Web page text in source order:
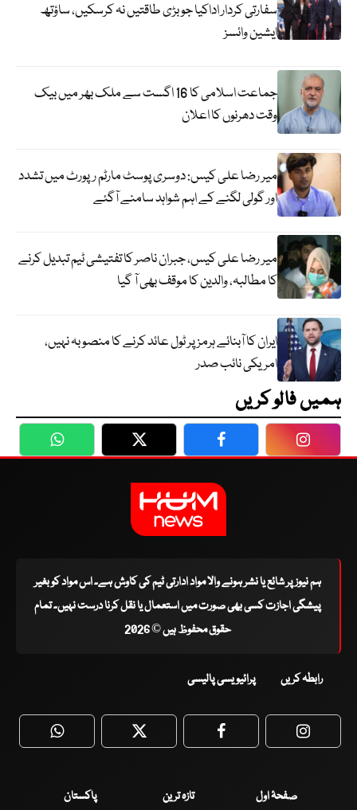
سفارتی کردار اداکیا جو بڑی طاقتیں نہ کرسکیں، ساؤتھ
ایشین وائسز
جماعت اسلامی کا 16 اگست سے ملک بھر میں بیک
وقت دھرنوں کا اعلان
میر رضا علی کیس: دوسری پوسٹ مارٹم رپورٹ میں تشدد
اور گولی لگنے کے اہم شواہد سامنے آگئے
میر رضا علی کیس، جبران ناصر کا تفتیشی ٹیم تبدیل کرنے
کا مطالبہ، والدین کا موقف بھی آ گیا
ایران کا آبنائے ہرمز پر ٹول عائد کرنے کا منصوبہ نہیں،
امریکی نائب صدر
ہمیں فالو کریں
WhatsApp Twitter Facebook
ہم نیوز پر شائع یا نشر ہونے والا مواد ادارتی ٹیم کی کاوش ہے۔ اس مواد کو بغیر
پیشگی اجازت کسی بھی صورت میں استعمال یا نقل کرنا درست نہیں۔ تمام
حقوق محفوظ ہیں © 2026
رابطہ کریں پرائیویسی پالیسی
WhatsApp Twitter Facebook
صفحۂ اول تازہ ترین پاکستان